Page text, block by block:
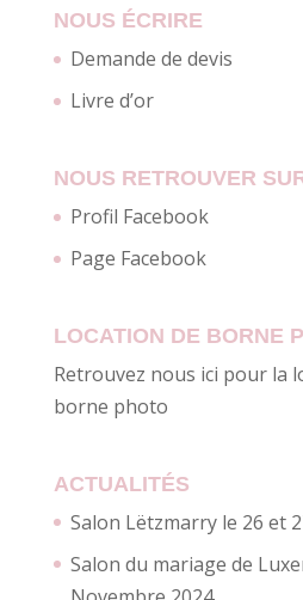
NOUS ÉCRIRE
Demande de devis
Livre d’or
NOUS RETROUVER
Profil Facebook
Page Facebook
LOCATION DE BORNE
Retrouvez nous ici pour la
borne photo
ACTUALITÉS
Salon Lëtzmarry le 26 et
Salon du mariage de